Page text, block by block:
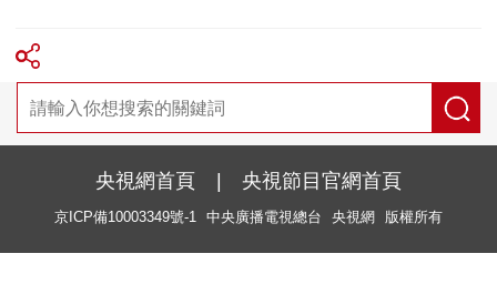
央視網首頁 | 央視節目官網首頁
京ICP備10003349號-1 中央廣播電視總台 央視網 版權所有